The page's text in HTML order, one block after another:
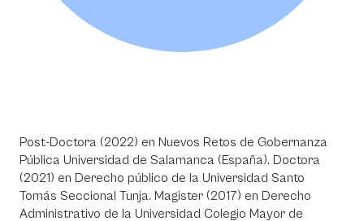
Post-Doctora (2022) en Nuevos Retos de Gobernanza
Pública Universidad de Salamanca (España). Doctora
(2021) en Derecho público de la Universidad Santo
Tomás Seccional Tunja. Magister (2017) en Derecho
Administrativo de la Universidad Colegio Mayor de